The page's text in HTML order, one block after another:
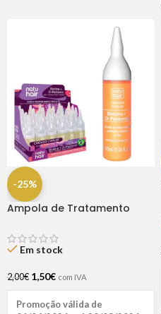
-25%
Ampola de Tratamento
Hair (1 UNIDADE)
Em stock
2,00€ 1,50€ com IVA
Promoção válida de